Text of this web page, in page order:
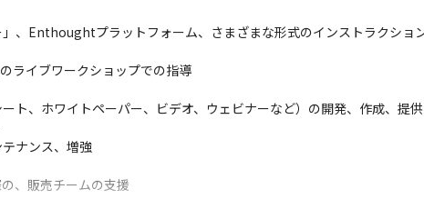
、Enthoughtプラットフォーム、さまざまな形式のインストラクショ
ライブワークショップでの指導
ト、ホワイトペーパー、ビデオ、ウェビナーなど）の開発、作成、提供
ナンス、増強
、販売チームの支援